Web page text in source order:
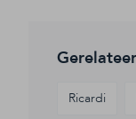
Ricardi